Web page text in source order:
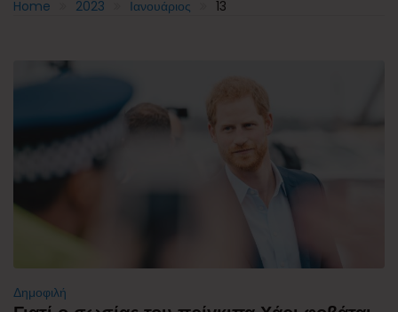
Home 2023 Ιανουάριος 13
Δημοφιλή